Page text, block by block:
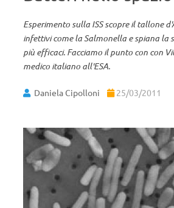
Esperimento sulla ISS scopre il tallone
infettivi come la Salmonella e spiana la
più efficaci. Facciamo il punto con con
medico italiano all'ESA.
Daniela Cipolloni 25/03/2011